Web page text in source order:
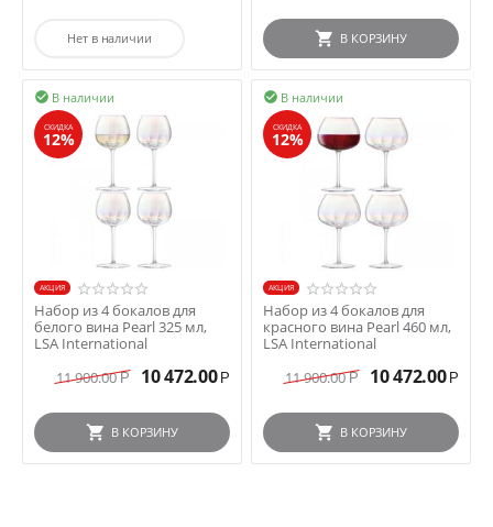
Нет в наличии В КОРЗИНУ
В наличии

СКИДКА
12%
AКЦИЯ
Набор из 4 бокалов для
белого вина Pearl 325 мл,
LSA International
11 900.00 Р 10 472.00 Р
В КОРЗИНУ
В наличии

СКИДКА
12%
AКЦИЯ
Набор из 4 бокалов для
красного вина Pearl 460 мл,
LSA International
11 900.00 Р 10 472.00 Р
В КОРЗИНУ